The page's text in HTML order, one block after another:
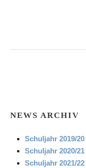
NEWS ARCHIV
Schuljahr 2019/20
Schuljahr 2020/21
Schuljahr 2021/22